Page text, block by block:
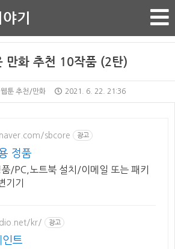
기
만화 추천 10작품 (2탄)
툰 추천/만화 2021. 6. 22. 21:36
sbcore 광고
정품
/PC,노트북 설치/이메일 또는 패키
기기
kr/ 광고
트